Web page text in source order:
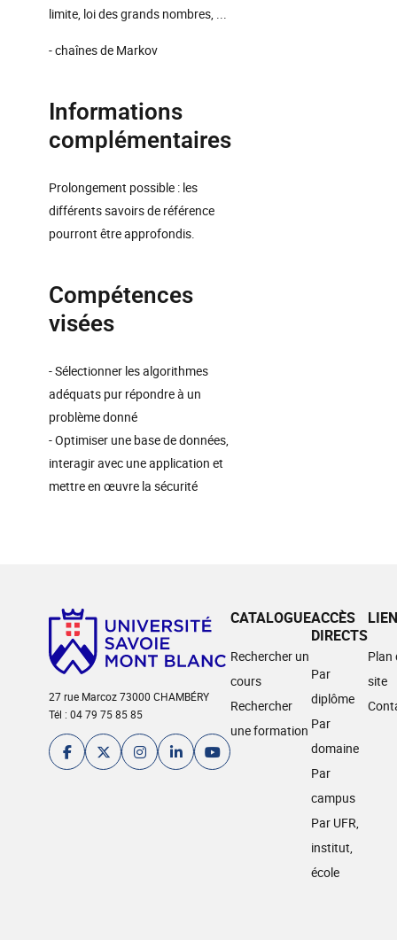
limite, loi des grands nombres, ...
- chaînes de Markov
Informations
complémentaires
Prolongement possible : les
différents savoirs de référence
pourront être approfondis.
Compétences
visées
- Sélectionner les algorithmes
adéquats pur répondre à un
problème donné
- Optimiser une base de données,
interagir avec une application et
mettre en œuvre la sécurité
27 rue Marcoz 73000 CHAMBÉRY
Tél : 04 79 75 85 85
CATALOGUE
Rechercher un
cours
Rechercher
une formation
ACCÈS
DIRECTS
Par
diplôme
Par
domaine
Par
campus
Par UFR,
institut,
école
Plan
site